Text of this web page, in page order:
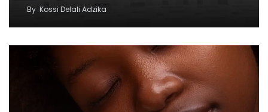
By Kossi Delali Adzika